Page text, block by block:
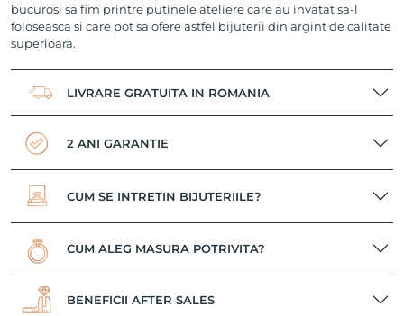
bucurosi sa fim printre putinele ateliere care au invatat sa-l
foloseasca si care pot sa ofere astfel bijuterii din argint de calitate
superioara.
LIVRARE GRATUITA IN ROMANIA
2 ANI GARANTIE
CUM SE INTRETIN BIJUTERIILE?
CUM ALEG MASURA POTRIVITA?
BENEFICII AFTER SALES